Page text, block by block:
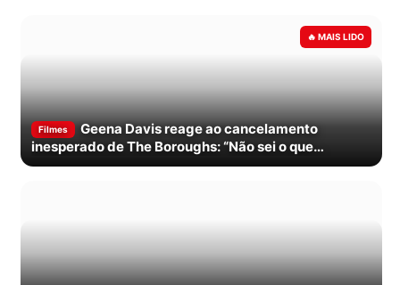
Filmes
Geena Davis reage ao cancelamento
inesperado de The Boroughs: “Não sei o que
aconteceu”